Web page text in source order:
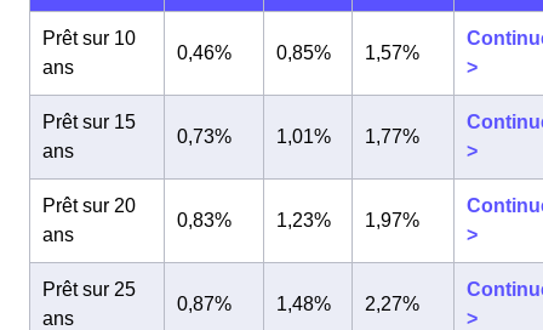
Prêt sur 10
ans
0,46% 0,85% 1,57%
>
Prêt sur 15
ans
0,73% 1,01% 1,77%
>
Prêt sur 20
ans
0,83% 1,23% 1,97%
>
Prêt sur 25
ans
0,87% 1,48% 2,27%
>